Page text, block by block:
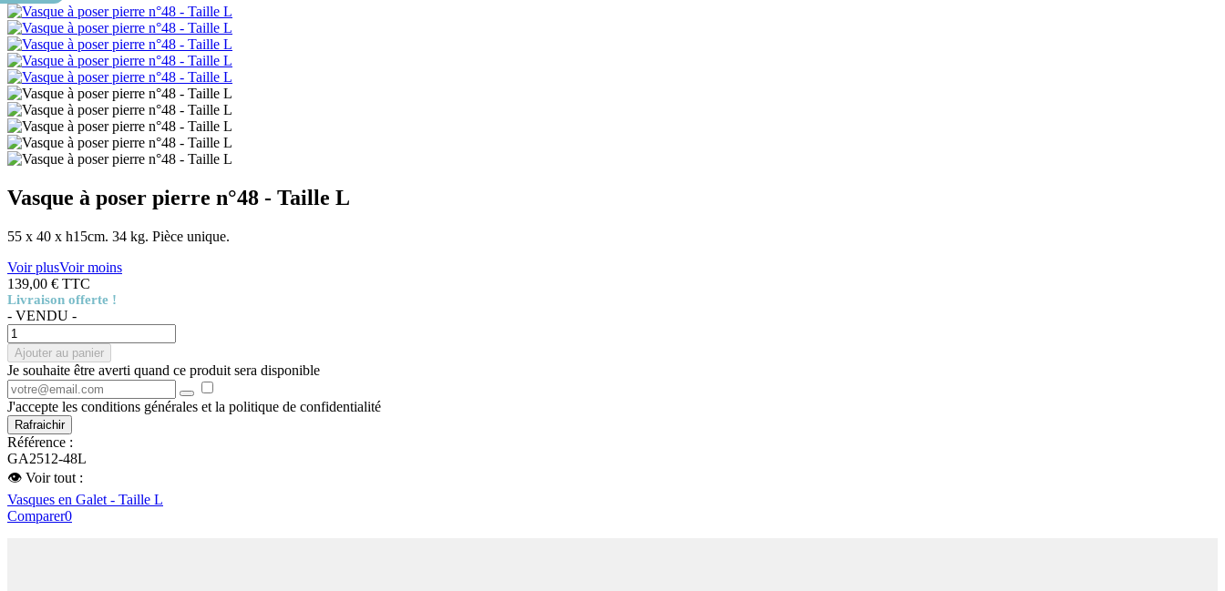
Vasque à poser pierre n°48 - Taille L
55 x 40 x h15cm. 34 kg. Pièce unique.
Voir plusVoir moins
139,00 € TTC
Livraison offerte !
- VENDU -
Ajouter au panier
Je souhaite être averti quand ce produit sera disponible
J'accepte les conditions générales et la politique de confidentialité
Référence :
GA2512-48L
👁 Voir tout :
Vasques en Galet - Taille L
Comparer0